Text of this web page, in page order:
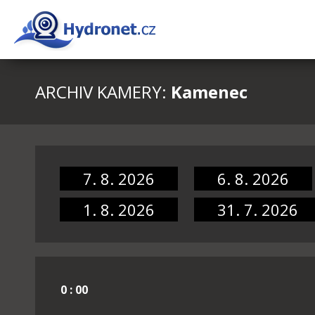
ARCHIV KAMERY: Kamenec
7. 8. 2026
6. 8. 2026
1. 8. 2026
31. 7. 2026
0 : 00